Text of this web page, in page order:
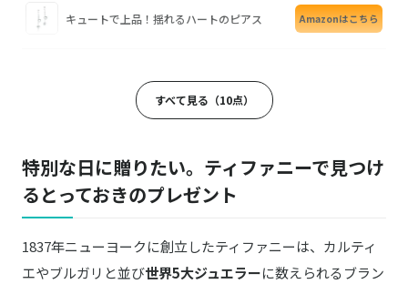
キュートで上品！揺れるハートのピアス Amazonはこちら
シンプルで高級感漂うティファニーの長財布
ティファニーブルーのエナメル加工がおしゃ
れなキーリング
長く使える究極のシンプルスタイルのブレス
レット
すべて見る（10点）
特別な日に贈りたい。ティファニーで見つけ
るとっておきのプレゼント
1837年ニューヨークに創立したティファニーは、カルティ
エやブルガリと並び世界5大ジュエラーに数えられるブラン